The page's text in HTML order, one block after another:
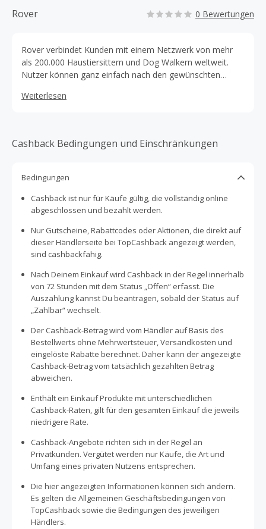
Rover 0 Bewertungen
Rover verbindet Kunden mit einem Netzwerk von mehr
als 200.000 Haustiersittern und Dog Walkern weltweit.
Nutzer können ganz einfach nach den gewünschten
kontaktieren und sicher online buchen & bezahlen. Egal,
Tagesbetreuungen benötigst - Rover verbindet dich mit
verlässlichen Hundesittern in deiner Nähe, die dein
Weiterlesen
Cashback Bedingungen und Einschränkungen
Bedingungen
Cashback ist nur für Käufe gültig, die vollständig online
abgeschlossen und bezahlt werden.
Nur Gutscheine, Rabattcodes oder Aktionen, die direkt auf
dieser Händlerseite bei TopCashback angezeigt werden,
sind cashbackfähig.
Nach Deinem Einkauf wird Cashback in der Regel innerhalb
von 72 Stunden mit dem Status „Offen“ erfasst. Die
Auszahlung kannst Du beantragen, sobald der Status auf
„Zahlbar“ wechselt.
Der Cashback-Betrag wird vom Händler auf Basis des
Bestellwerts ohne Mehrwertsteuer, Versandkosten und
eingelöste Rabatte berechnet. Daher kann der angezeigte
Cashback-Betrag vom tatsächlich gezahlten Betrag
abweichen.
Enthält ein Einkauf Produkte mit unterschiedlichen
Cashback-Raten, gilt für den gesamten Einkauf die jeweils
niedrigere Rate.
Cashback-Angebote richten sich in der Regel an
Privatkunden. Vergütet werden nur Käufe, die Art und
Umfang eines privaten Nutzens entsprechen.
Die hier angezeigten Informationen können sich ändern.
Es gelten die Allgemeinen Geschäftsbedingungen von
TopCashback sowie die Bedingungen des jeweiligen
Händlers.